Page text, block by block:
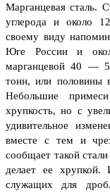
Марганцевая сталь.
углерода и около
своему виду
Юге России и
марганцевой 40 —
тонн, или половины
Небольшие
хрупкость, но с
удивительное
вместе с тем и
сообщает такой
делает ее хрупкой.
служащих для